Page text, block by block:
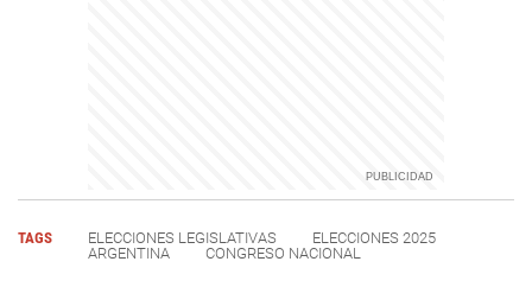
TAGS ELECCIONES LEGISLATIVAS
ELECCIONES 2025
ARGENTINA
CONGRESO NACIONAL